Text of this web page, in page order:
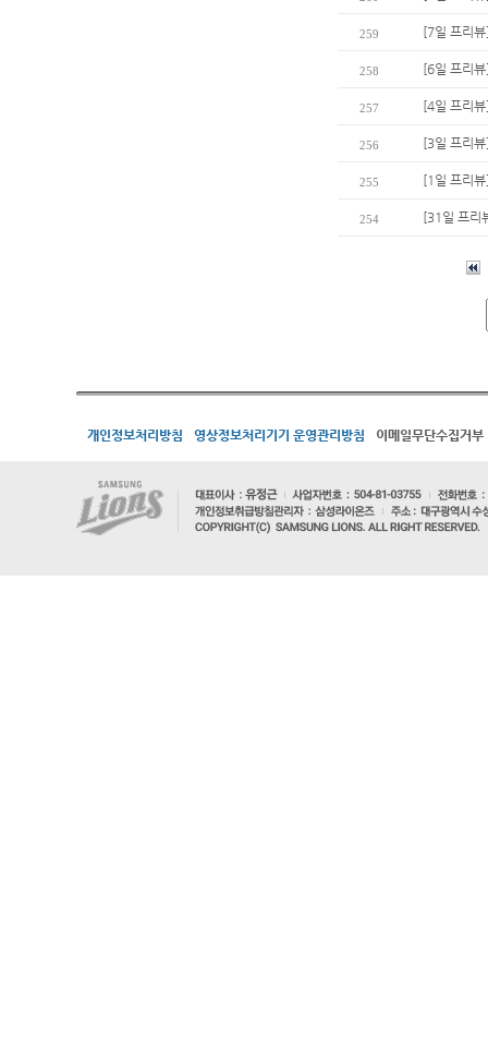
259 [7일 프리뷰
258 [6일 프리
257 [4일 프리
256 [3일 프리
255 [1일 프리
254 [31일 프리
개인정보처리방침 영상정보처리기기 운영관리방침 이메일무단수집거부